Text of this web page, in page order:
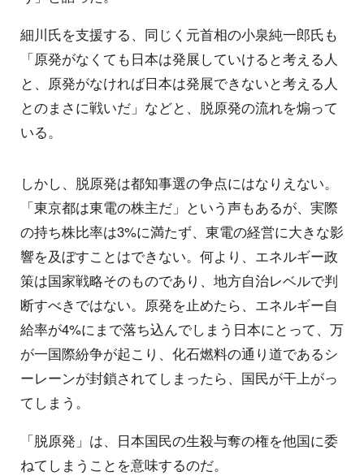
細川氏を支援する、同じく元首相の小泉純一郎氏も
「原発がなくても日本は発展していけると考える人
と、原発がなければ日本は発展できないと考える人
とのまさに戦いだ」などと、脱原発の流れを煽って
いる。
しかし、脱原発は都知事選の争点にはなりえない。
「東京都は東電の株主だ」という声もあるが、実際
の持ち株比率は3%に満たず、東電の経営に大きな影
響を及ぼすことはできない。何より、エネルギー政
策は国家戦略そのものであり、地方自治レベルで判
断すべきではない。原発を止めたら、エネルギー自
給率が4%にまで落ち込んでしまう日本にとって、万
が一国際紛争が起こり、化石燃料の通り道であるシ
ーレーンが封鎖されてしまったら、国民が干上がっ
てしまう。
「脱原発」は、日本国民の生殺与奪の権を他国に委
ねてしまうことを意味するのだ。